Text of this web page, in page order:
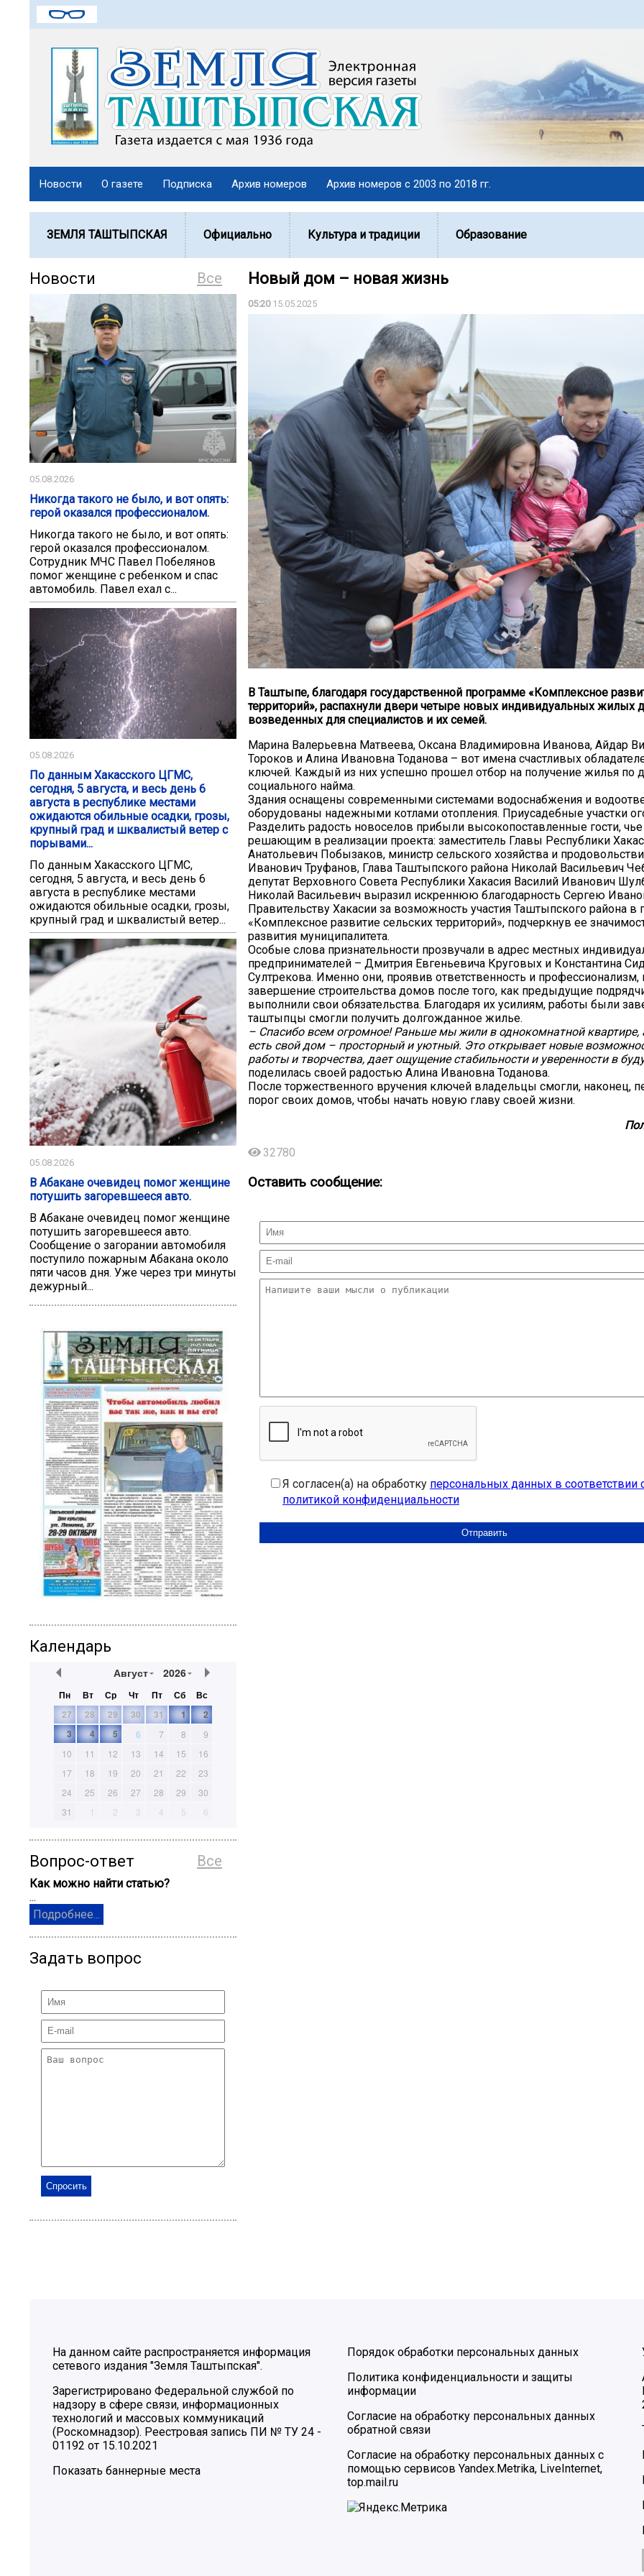
Новости О газете Подписка Архив номеров Архив номеров с 2003 по 2018 гг.
ЗЕМЛЯ ТАШТЫПСКАЯ Официально Культура и традиции Образование
Все
Новости
05.08.2026
Никогда такого не было, и вот опять:
герой оказался профессионалом.
Никогда такого не было, и вот опять:
герой оказался профессионалом.
Сотрудник МЧС Павел Побелянов
помог женщине с ребенком и спас
автомобиль. Павел ехал с...
05.08.2026
По данным Хакасского ЦГМС,
сегодня, 5 августа, и весь день 6
августа в республике местами
ожидаются обильные осадки, грозы,
крупный град и шквалистый ветер с
порывами...
По данным Хакасского ЦГМС,
сегодня, 5 августа, и весь день 6
августа в республике местами
ожидаются обильные осадки, грозы,
крупный град и шквалистый ветер...
05.08.2026
В Абакане очевидец помог женщине
потушить загоревшееся авто.
В Абакане очевидец помог женщине
потушить загоревшееся авто.
Сообщение о загорании автомобиля
поступило пожарным Абакана около
пяти часов дня. Уже через три минуты
дежурный...
Календарь
Август 2026
Пн Вт Ср Чт Пт Сб
Вс
27
28 29 30 31 1
2
3
4 5 6 7 8
9
10
11 12 13 14 15
16
17
18 19 20 21 22
23
24
25 26 27 28 29
30
31
1 2 3 4 5 6
Все
Вопрос-ответ
Как можно найти статью?
...
Подробнее...
Задать вопрос
Новый дом – новая жизнь
05:2015.05.2025
В Таштыпе, благодаря государственной программе «Комплексное
территорий», распахнули двери четыре новых индивидуальных жилых
возведенных для специалистов и их семей.
Марина Валерьевна Матвеева, Оксана Владимировна Иванова, Айдар
Тороков и Алина Ивановна Тоданова – вот имена счастливых
ключей. Каждый из них успешно прошел отбор на получение жилья по
социального найма.
Здания оснащены современными системами водоснабжения и
оборудованы надежными котлами отопления. Приусадебные участки
Разделить радость новоселов прибыли высокопоставленные гости, чье
решающим в реализации проекта: заместитель Главы Республики
Анатольевич Побызаков, министр сельского хозяйства и
Иванович Труфанов, Глава Таштыпского района Николай Васильевич
депутат Верховного Совета Республики Хакасия Василий Иванович
Николай Васильевич выразил искреннюю благодарность Сергею
Правительству Хакасии за возможность участия Таштыпского района в
«Комплексное развитие сельских территорий», подчеркнув ее
развития муниципалитета.
Особые слова признательности прозвучали в адрес местных
предпринимателей – Дмитрия Евгеньевича Круговых и Константина
Султрекова. Именно они, проявив ответственность и профессионализм,
завершение строительства домов после того, как предыдущие
выполнили свои обязательства. Благодаря их усилиям, работы были
таштыпцы смогли получить долгожданное жилье.
– Спасибо всем огромное! Раньше мы жили в однокомнатной квартире,
есть свой дом – просторный и уютный. Это открывает новые
работы и творчества, дает ощущение стабильности и уверенности в
поделилась своей радостью Алина Ивановна Тоданова.
После торжественного вручения ключей владельцы смогли, наконец,
порог своих домов, чтобы начать новую главу своей жизни.
32780
Оставить сообщение:
Я согласен(а) на обработку персональных данных в соответствии
политикой конфиденциальности
На данном сайте распространяется информация
сетевого издания "Земля Таштыпская".
Зарегистрировано Федеральной службой по
надзору в сфере связи, информационных
технологий и массовых коммуникаций
(Роскомнадзор). Реестровая запись ПИ № ТУ 24 -
01192 от 15.10.2021
Показать баннерные места
Порядок обработки персональных данных
Политика конфиденциальности и защиты
информации
Согласие на обработку персональных данных
обратной связи
Согласие на обработку персональных данных с
помощью сервисов Yandex.Metrika, LiveInternet,
top.mail.ru